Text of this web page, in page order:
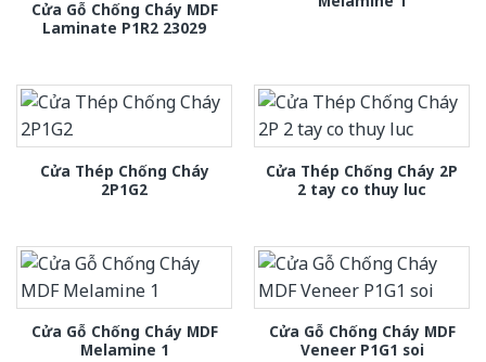
Cửa Gỗ Chống Cháy MDF
Laminate P1R2 23029
Cửa Thép Chống Cháy
2P1G2
Cửa Thép Chống Cháy 2P
2 tay co thuy luc
Cửa Gỗ Chống Cháy MDF
Melamine 1
Cửa Gỗ Chống Cháy MDF
Veneer P1G1 soi